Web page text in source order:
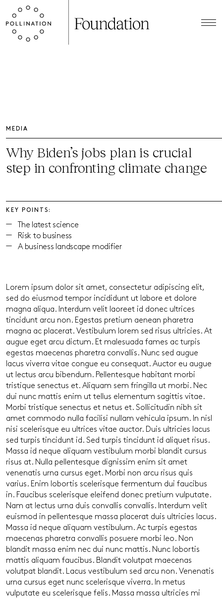
MEDIA
Why Biden’s jobs plan is crucial
step in confronting climate change
KEY POINTS:
The latest science
Risk to business
A business landscape modifier
Lorem ipsum dolor sit amet, consectetur adipiscing elit,
sed do eiusmod tempor incididunt ut labore et dolore
magna aliqua. Interdum velit laoreet id donec ultrices
tincidunt arcu non. Egestas pretium aenean pharetra
magna ac placerat. Vestibulum lorem sed risus ultricies. At
augue eget arcu dictum. Et malesuada fames ac turpis
egestas maecenas pharetra convallis. Nunc sed augue
lacus viverra vitae congue eu consequat. Auctor eu augue
ut lectus arcu bibendum. Pellentesque habitant morbi
tristique senectus et. Aliquam sem fringilla ut morbi. Nec
dui nunc mattis enim ut tellus elementum sagittis vitae.
Morbi tristique senectus et netus et. Sollicitudin nibh sit
amet commodo nulla facilisi nullam vehicula ipsum. In nisl
nisi scelerisque eu ultrices vitae auctor. Duis ultricies lacus
sed turpis tincidunt id. Sed turpis tincidunt id aliquet risus.
Massa id neque aliquam vestibulum morbi blandit cursus
risus at. Nulla pellentesque dignissim enim sit amet
venenatis urna cursus eget. Morbi non arcu risus quis
varius. Enim lobortis scelerisque fermentum dui faucibus
in. Faucibus scelerisque eleifend donec pretium vulputate.
Nam at lectus urna duis convallis convallis. Interdum velit
euismod in pellentesque massa placerat duis ultricies lacus.
Massa id neque aliquam vestibulum. Ac turpis egestas
maecenas pharetra convallis posuere morbi leo. Non
blandit massa enim nec dui nunc mattis. Nunc lobortis
mattis aliquam faucibus. Blandit volutpat maecenas
volutpat blandit. Lacus vestibulum sed arcu non. Venenatis
urna cursus eget nunc scelerisque viverra. In metus
vulputate eu scelerisque felis. Massa massa ultricies mi